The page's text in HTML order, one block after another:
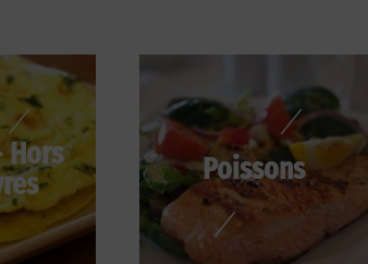
Hors
Poissons